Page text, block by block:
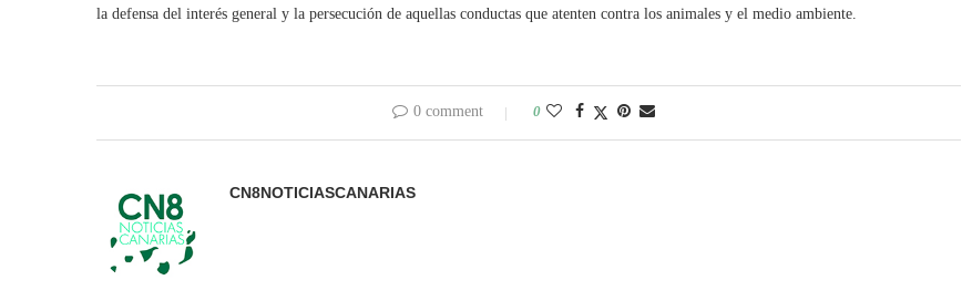
la defensa del interés general y la persecución de aquellas conductas que atenten contra los animales y el medio ambiente.
0 comment 0
CN8NOTICIASCANARIAS